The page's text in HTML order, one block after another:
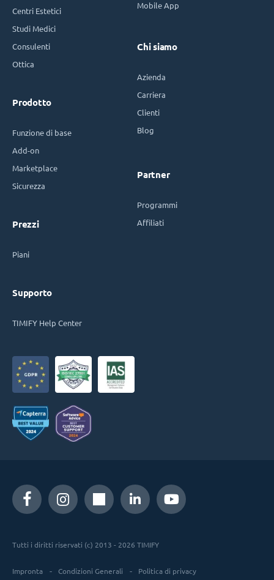
Centri Estetici
Studi Medici
Consulenti
Ottica
Prodotto
Funzione di base
Add-on
Marketplace
Sicurezza
Prezzi
Piani
Supporto
TIMIFY Help Center
Mobile App
Chi siamo
Azienda
Carriera
Clienti
Blog
Partner
Programmi
Affiliati
Tutti i diritti riservati (c) 2013 - 2026 TIMIFY
Impronta Condizioni Generali Politica di privacy